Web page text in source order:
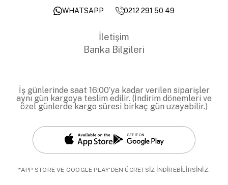
WHATSAPP
0212 291 50 49
İletişim
Banka Bilgileri
İş günlerinde saat 16:00’ya kadar verilen siparişler
aynı gün kargoya teslim edilir. (İndirim dönemleri ve
özel günlerde kargo süresi birkaç gün uzayabilir.)
*APP STORE VE GOOGLE PLAY'DEN ÜCRETSİZ İNDİREBİLİRSİNİZ.